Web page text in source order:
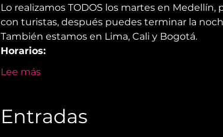
Lo realizamos TODOS los martes en
con turistas, después puedes terminar la
También estamos en Lima, Cali y Bogotá.
Horarios:
Lee más
Entradas